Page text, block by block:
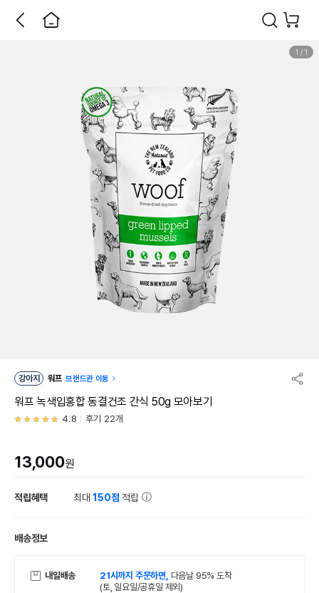
1 / 1
강아지 워프 브랜드관 이동
워프 녹색입홍합 동결건조 간식 50g 모아보기
4.8 후기 22개
13,000원
적립혜택 최대150점 적립
배송정보
내일배송 21시까지 주문하면, 다음날 95% 도착
(토, 일요일/공휴일 제외)